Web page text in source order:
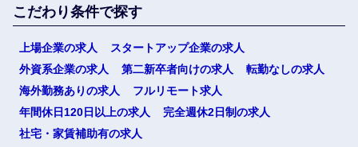
こだわり条件で探す
上場企業の求人
スタートアップ企業の求人
外資系企業の求人
第二新卒者向けの求人
転勤なしの求人
海外勤務ありの求人
フルリモート求人
年間休日120日以上の求人
完全週休2日制の求人
社宅・家賃補助有の求人